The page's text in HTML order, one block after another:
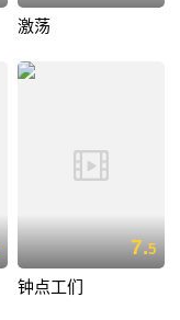
激荡
7.5
钟点工们